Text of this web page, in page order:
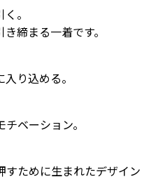
。
締まる一着です。
り込める。
ベーション。
すために生まれたデザイン